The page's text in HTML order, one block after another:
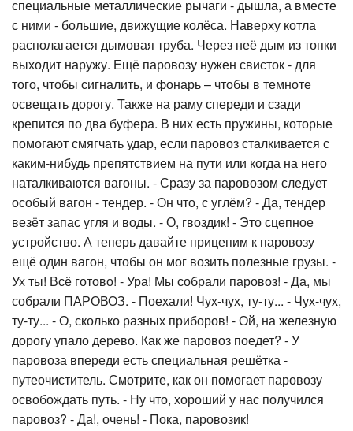
специальные металлические рычаги - дышла, а вместе
с ними - большие, движущие колёса. Наверху котла
располагается дымовая труба. Через неё дым из топки
выходит наружу. Ещё паровозу нужен свисток - для
того, чтобы сигналить, и фонарь – чтобы в темноте
освещать дорогу. Также на раму спереди и сзади
крепится по два буфера. В них есть пружины, которые
помогают смягчать удар, если паровоз сталкивается с
каким-нибудь препятствием на пути или когда на него
наталкиваются вагоны. - Сразу за паровозом следует
особый вагон - тендер. - Он что, с углём? - Да, тендер
везёт запас угля и воды. - О, гвоздик! - Это сцепное
устройство. А теперь давайте прицепим к паровозу
ещё один вагон, чтобы он мог возить полезные грузы. -
Ух ты! Всё готово! - Ура! Мы собрали паровоз! - Да, мы
собрали ПАРОВОЗ. - Поехали! Чух-чух, ту-ту... - Чух-чух,
ту-ту... - О, сколько разных приборов! - Ой, на железную
дорогу упало дерево. Как же паровоз поедет? - У
паровоза впереди есть специальная решётка -
путеочиститель. Смотрите, как он помогает паровозу
освобождать путь. - Ну что, хороший у нас получился
паровоз? - Да!, очень! - Пока, паровозик!